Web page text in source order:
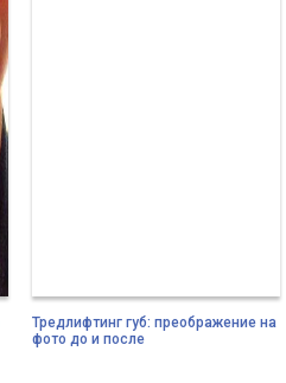
Тредлифтинг губ: преображение на
фото до и после